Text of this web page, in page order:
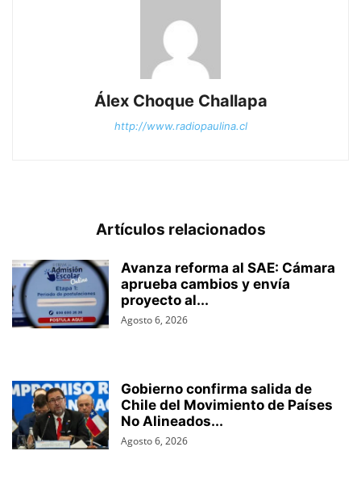
Álex Choque Challapa
http://www.radiopaulina.cl
Artículos relacionados
Avanza reforma al SAE: Cámara
aprueba cambios y envía
proyecto al...
Agosto 6, 2026
Gobierno confirma salida de
Chile del Movimiento de Países
No Alineados...
Agosto 6, 2026